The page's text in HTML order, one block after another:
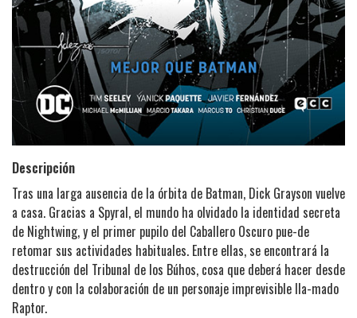
Descripción
Tras una larga ausencia de la órbita de Batman, Dick Grayson vuelve
a casa. Gracias a Spyral, el mundo ha olvidado la identidad secreta
de Nightwing, y el primer pupilo del Caballero Oscuro pue-de
retomar sus actividades habituales. Entre ellas, se encontrará la
destrucción del Tribunal de los Búhos, cosa que deberá hacer desde
dentro y con la colaboración de un personaje imprevisible lla-mado
Raptor.